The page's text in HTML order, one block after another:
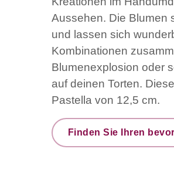
Aussehen. Die Blumen
und lassen sich
Kombinationen
Blumenexplosion oder
auf deinen Torten.
Pastella von 12,5 cm.
Finden Sie Ihren